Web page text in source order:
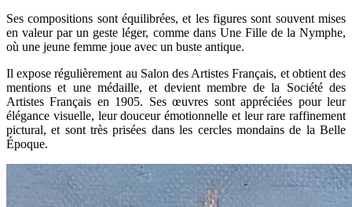
Ses compositions sont équilibrées, et les figures sont souvent mises
en valeur par un geste léger, comme dans Une Fille de la Nymphe,
où une jeune femme joue avec un buste antique.
Il expose régulièrement au Salon des Artistes Français, et obtient des
mentions et une médaille, et devient membre de la Société des
Artistes Français en 1905. Ses œuvres sont appréciées pour leur
élégance visuelle, leur douceur émotionnelle et leur rare raffinement
pictural, et sont très prisées dans les cercles mondains de la Belle
Époque.